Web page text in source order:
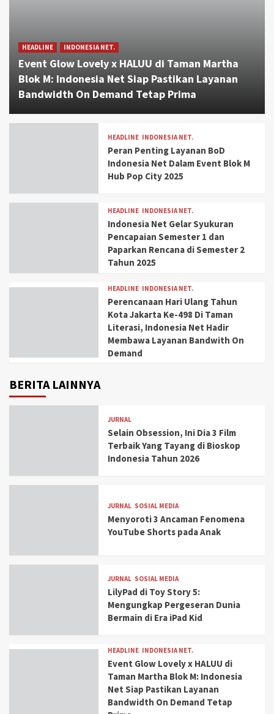
HEADLINE INDONESIA NET.
Event Glow Lovely x HALUU di Taman Martha
Blok M: Indonesia Net Siap Pastikan Layanan
Bandwidth On Demand Tetap Prima
HEADLINE INDONESIA NET.
Peran Penting Layanan BoD
Indonesia Net Dalam Event Blok M
Hub Pop City 2025
HEADLINE INDONESIA NET.
Indonesia Net Gelar Syukuran
Pencapaian Semester 1 dan
Paparkan Rencana di Semester 2
Tahun 2025
HEADLINE INDONESIA NET.
Perencanaan Hari Ulang Tahun
Kota Jakarta Ke-498 Di Taman
Literasi, Indonesia Net Hadir
Membawa Layanan Bandwith On
Demand
BERITA LAINNYA
JURNAL
Selain Obsession, Ini Dia 3 Film
Terbaik Yang Tayang di Bioskop
Indonesia Tahun 2026
JURNAL SOSIAL MEDIA
Menyoroti 3 Ancaman Fenomena
YouTube Shorts pada Anak
JURNAL SOSIAL MEDIA
LilyPad di Toy Story 5:
Mengungkap Pergeseran Dunia
Bermain di Era iPad Kid
HEADLINE INDONESIA NET.
Event Glow Lovely x HALUU di
Taman Martha Blok M: Indonesia
Net Siap Pastikan Layanan
Bandwidth On Demand Tetap